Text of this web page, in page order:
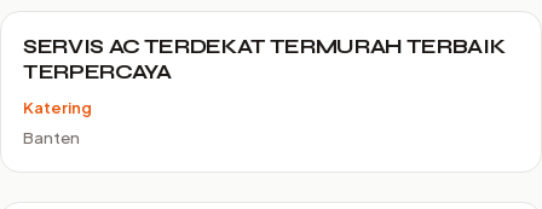
SERVIS AC TERDEKAT TERMURAH TERBAIK
TERPERCAYA
Katering
Banten